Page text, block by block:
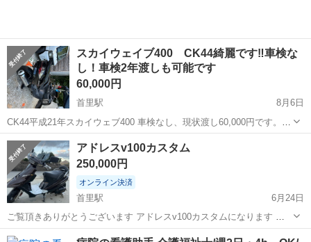
スカイウェイブ400 CK44綺麗です‼️車検な
し！車検2年渡しも可能です
60,000円
首里駅
8月6日
CK44平成21年スカイウェブ400 車検なし、現状渡し60,000円です。
車検コミコミでしたら100,000円です。 程度は良い方だと思います。
もちろん走行可能です。 走行距離22565km少し距離伸びるかもしれま
せ...
沖縄 南城市 首里駅 スカイウェブ
アドレスv100カスタム
250,000円
オンライン決済
首里駅
6月24日
ご覧頂きありがとうございます アドレスv100カスタムになります 前
後流れるウィンカー、カメファクのCDI、インマニ28パイ用 ビックキ
沖縄 首里駅 スズキ アドレス